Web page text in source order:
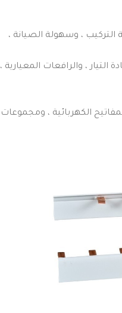
، وسهولة الصيانة ،
، والرافعات المعيارية ،
الكهربائية ، ومجموعات